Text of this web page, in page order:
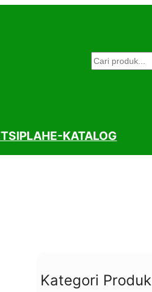
Pencarian
SIPLAHE-KATALOG
Kategori Produk